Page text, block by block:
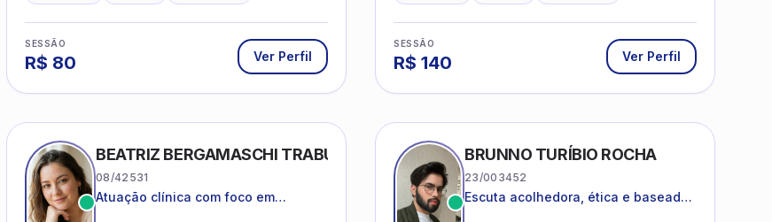
SESSÃO
R$ 80 Ver Perfil
SESSÃO
R$ 140 Ver Perfil
BEATRIZ BERGAMASCHI TRABUCO
08/42531
Atuação clínica com foco em
BRUNNO TURÍBIO ROCHA
23/003452
Escuta acolhedora, ética e baseada